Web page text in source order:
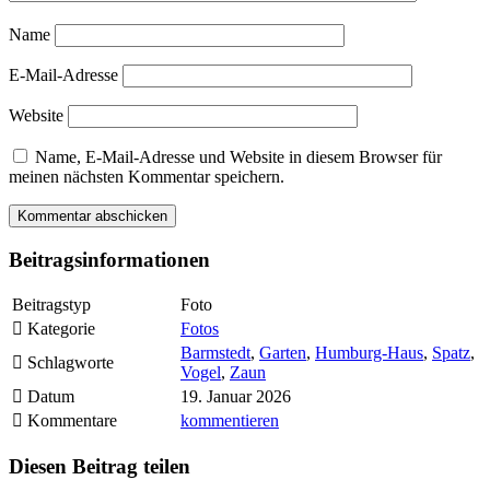
Name
E-Mail-Adresse
Website
Name, E-Mail-Adresse und Website in diesem Browser für
meinen nächsten Kommentar speichern.
Beitragsinformationen
Beitragstyp
Foto
Kategorie
Fotos
Schlagworte
Barmstedt, Garten, Humburg-Haus, Spatz,
Vogel, Zaun
Datum
19. Januar 2026
Kommentare
kommentieren
Diesen Beitrag teilen